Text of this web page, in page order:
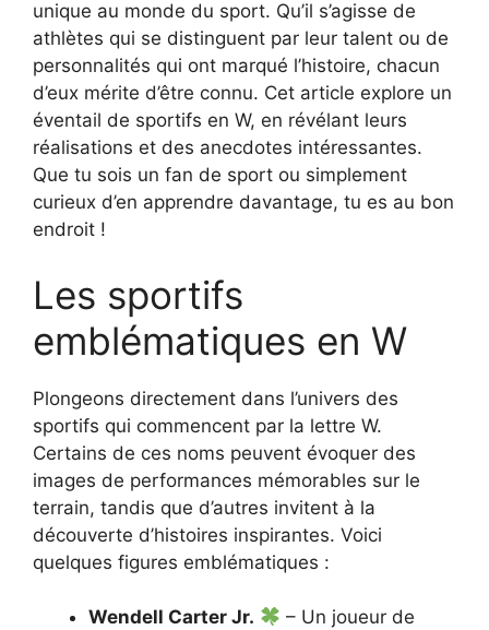
unique au monde du sport. Qu’il s’agisse de
athlètes qui se distinguent par leur talent ou de
personnalités qui ont marqué l’histoire, chacun
d’eux mérite d’être connu. Cet article explore un
éventail de sportifs en W, en révélant leurs
réalisations et des anecdotes intéressantes.
Que tu sois un fan de sport ou simplement
curieux d’en apprendre davantage, tu es au bon
endroit !
Les sportifs
emblématiques en W
Plongeons directement dans l’univers des
sportifs qui commencent par la lettre W.
Certains de ces noms peuvent évoquer des
images de performances mémorables sur le
terrain, tandis que d’autres invitent à la
découverte d’histoires inspirantes. Voici
quelques figures emblématiques :
Wendell Carter Jr.
– Un joueur de